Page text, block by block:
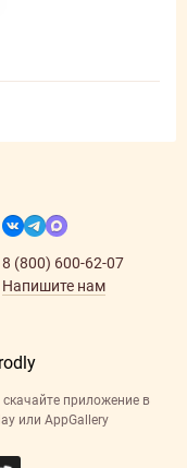
8 (800) 600-62-07
Напишите нам
приложение в
или AppGallery